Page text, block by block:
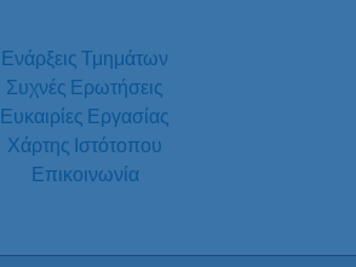
Ενάρξεις Τμημάτων
Συχνές Ερωτήσεις
Ευκαιρίες Εργασίας
Χάρτης Ιστότοπου
Επικοινωνία